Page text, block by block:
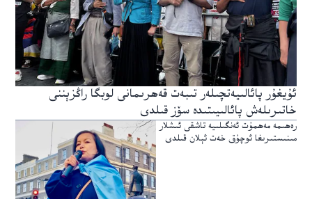
ئۇيغۇر پائالىيەتچىلەر تىبەت قەھرىمانى لوبگا راڭزېننى
خاتىرىلەش پائالىيىتىدە سۆز قىلدى
رەھىمە مەھمۇت ئەنگىلىيە تاشقى ئىشلار
مىنىستىرىغا ئوچۇق خەت ئېلان قىلدى